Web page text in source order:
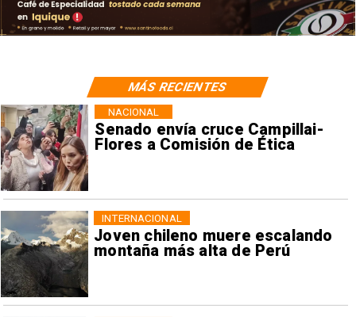
Senado envía cruce Campillai-
Flores a Comisión de Ética
NACIONAL
Joven chileno muere escalando
montaña más alta de Perú
INTERNACIONAL
MÁS RECIENTES